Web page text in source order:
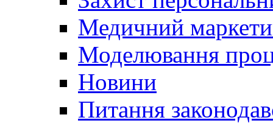
Медичний
Моделювання
Новини
Питання